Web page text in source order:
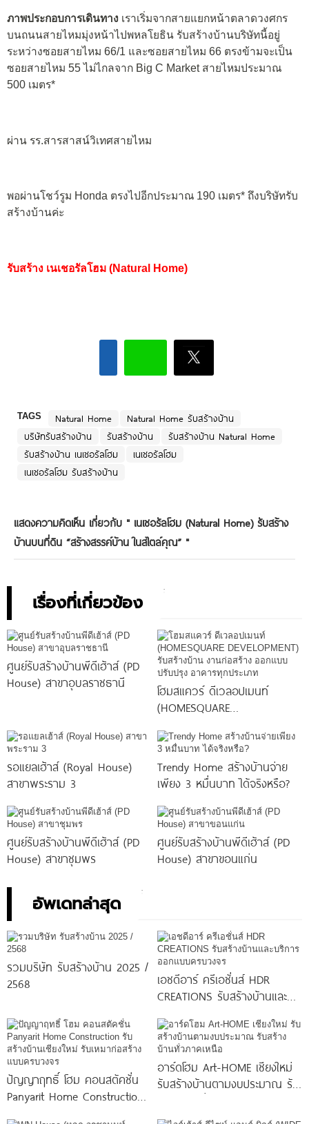
ภาพประกอบการเดินทาง เราเริ่มจากสายแยกหน้าตลาดวงศกร
บนถนนสายไหมมุ่งหน้าไปพหลโยธิน รับสร้างบ้านบริษัทนี้อยู่
ระหว่างซอยสายไหม 66/1 และซอยสายไหม 66 ตรงข้ามจะเป็น
ซอยสายไหม 55 ไม่ไกลจาก Big C Market สายไหมประมาณ
500 เมตร*
ผ่าน รร.สารสาสน์วิเทศสายไหม
พอผ่านโชว์รูม Honda ตรงไปอีกประมาณ 190 เมตร* ถึงบริษัทรับ
สร้างบ้านค่ะ
รับสร้าง เนเชอรัลโฮม (Natural Home)
TAGS Natural Home
Natural Home รับสร้างบ้าน
บริษัทรับสร้างบ้าน
รับสร้างบ้าน
รับสร้างบ้าน Natural Home
รับสร้างบ้าน เนเชอรัลโฮม
เนเชอรัลโฮม
เนเชอรัลโฮม รับสร้างบ้าน
แสดงความคิดเห็น เกี่ยวกับ " เนเชอรัลโฮม (Natural Home) รับสร้าง
บ้านบนที่ดิน “สร้างสรรค์บ้าน ในสไตล์คุณ” "
เรื่องที่เกี่ยวข้อง
ศูนย์รับสร้างบ้านพีดีเฮ้าส์ (PD
House) สาขาอุบลราชธานี
โฮมสแควร์ ดีเวลอปเมนท์
(HOMESQUARE
งานก่อสร้าง ออกแบบ ปรับปรุง
อาคารทุกประเภท
รอแยลเฮ้าส์ (Royal House)
สาขาพระราม 3
Trendy Home สร้างบ้านจ่าย
เพียง 3 หมื่นบาท ได้จริงหรือ?
ศูนย์รับสร้างบ้านพีดีเฮ้าส์ (PD
House) สาขาชุมพร
ศูนย์รับสร้างบ้านพีดีเฮ้าส์ (PD
House) สาขาขอนแก่น
อัพเดทล่าสุด
รวมบริษัท รับสร้างบ้าน 2025 /
2568
เอชดีอาร์ ครีเอชั่นส์ HDR
CREATIONS รับสร้างบ้านและ
ปัญญาฤทธิ์ โฮม คอนสตัคชั่น
Panyarit Home Construction
อาร์ดโฮม Art-HOME เชียงใหม่
รับสร้างบ้านตามงบประมาณ รับ